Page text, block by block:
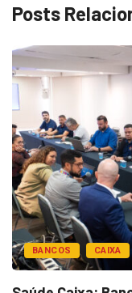
Posts
BANCOS CAIXA